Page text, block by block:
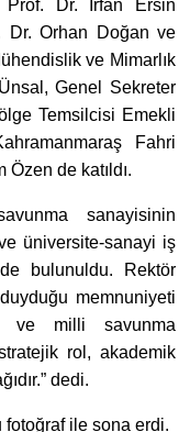
Prof. Dr. İrfan Ersin
Dr. Orhan Doğan ve
ve Mimarlık
Genel Sekreter
Temsilcisi Emekli
Fahri
Özen de katıldı.
sanayisinin
üniversite-sanayi iş
bulunuldu. Rektör
memnuniyeti
ve milli savunma
rol, akademik
dedi.
fotoğraf ile sona erdi.